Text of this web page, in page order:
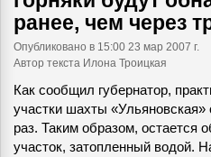
ранее, чем через
Опубликовано в 15:00 23 мар 2007 г.
Автор текста Илона Троицкая
Как сообщил губернатор,
участки шахты
раз. Таким образом, остается
участок, затопленный водой.